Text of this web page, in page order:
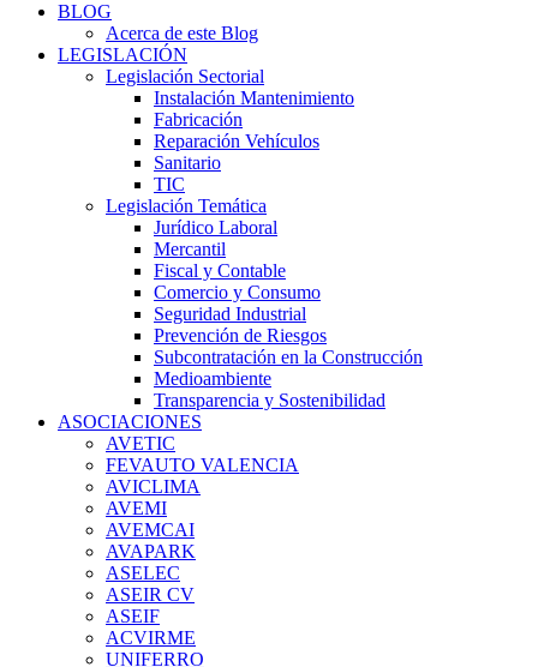
BLOG
Acerca de este Blog
LEGISLACIÓN
Legislación Sectorial
Instalación Mantenimiento
Fabricación
Reparación Vehículos
Sanitario
TIC
Legislación Temática
Jurídico Laboral
Mercantil
Fiscal y Contable
Comercio y Consumo
Seguridad Industrial
Prevención de Riesgos
Subcontratación en la Construcción
Medioambiente
Transparencia y Sostenibilidad
ASOCIACIONES
AVETIC
FEVAUTO VALENCIA
AVICLIMA
AVEMI
AVEMCAI
AVAPARK
ASELEC
ASEIR CV
ASEIF
ACVIRME
UNIFERRO